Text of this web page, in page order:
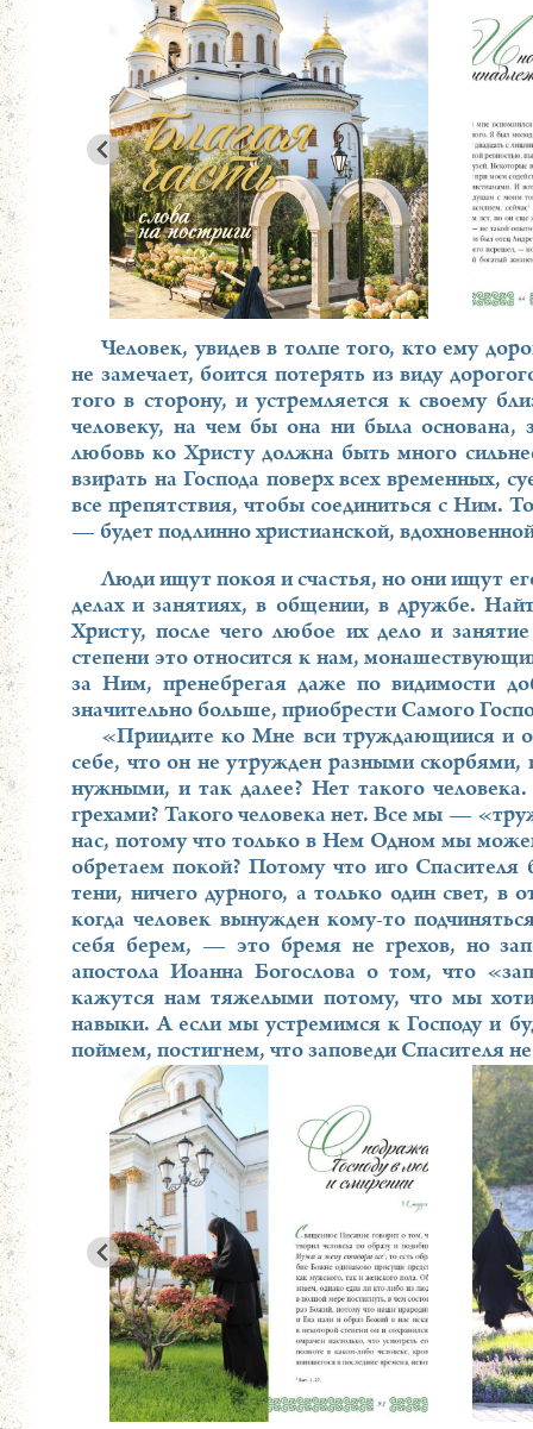
Человек, увидев в толпе того, кто ему
не замечает, боится потерять из виду
того в сторону, и устремляется к своему
человеку, на чем бы она ни была основана,
любовь ко Христу должна быть много
взирать на Господа поверх всех временных,
все препятствия, чтобы соединиться с Ним.
— будет подлинно христианской,
Люди ищут покоя и счастья, но они ищут
делах и занятиях, в общении, в дружбе.
Христу, после чего любое их дело и
степени это относится к нам,
за Ним, пренебрегая даже по видимости
значительно больше, приобрести Самого
«Приидите ко Мне вси труждающиися и
себе, что он не утружден разными скорбями,
нужными, и так далее? Нет такого
грехами? Такого человека нет. Все мы —
нас, потому что только в Нем Одном мы
обретаем покой? Потому что иго
тени, ничего дурного, а только один свет, в
когда человек вынужден кому-то
себя берем, — это бремя не грехов, но
апостола Иоанна Богослова о том, что
кажутся нам тяжелыми потому, что мы
навыки. А если мы устремимся к Господу и
поймем, постигнем, что заповеди Спасителя